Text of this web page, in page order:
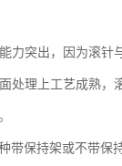
力突出，因为滚针
处理上工艺成熟，
带保持架或不带保